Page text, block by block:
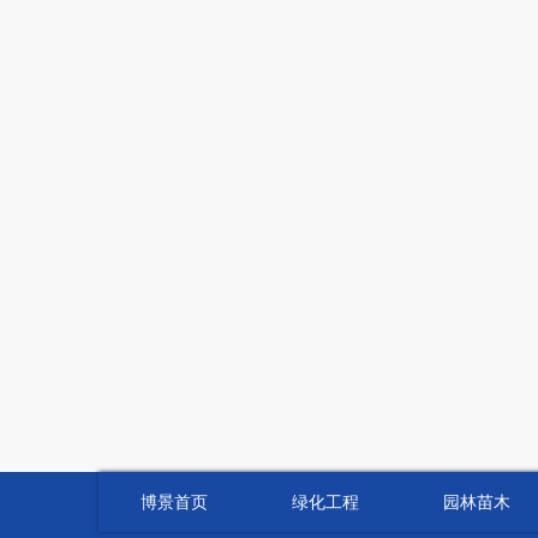
博景首页 绿化工程 园林苗木